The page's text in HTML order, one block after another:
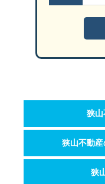
狭山
狭山不動
狭